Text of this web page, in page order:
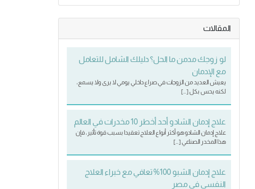
المقالات
لو زوجك مدمن ما الحل؟ دليلك الشامل للتعامل
مع الإدمان
يعيش العديد من الزوجات في صراع داخلي يومي لا يرى ولا يسمع،
لكنه يحس بكل […]
علاج إدمان الشادو أحد أخطر 10 مخدرات في العالم
علاج إدمان الشادو هو أكثر أنواع العلاج تعقيدا بسبب قوة تأثير، فإن
هذا المخدر الصناعي […]
علاج إدمان الشبو 100% تعافي مع خبراء العلاج
النفسي في مصر